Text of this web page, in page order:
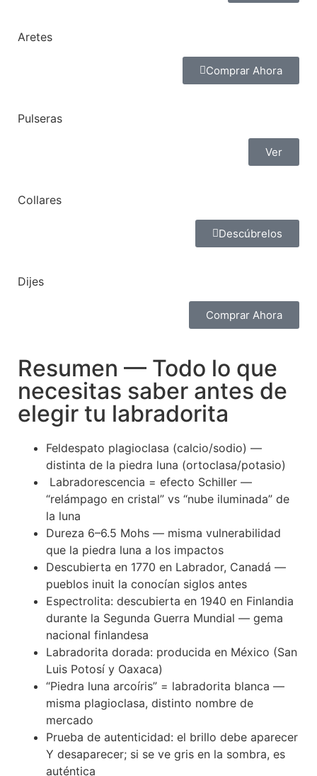
Aretes
Comprar Ahora
Pulseras
Ver
Collares
Descúbrelos
Dijes
Comprar Ahora
Resumen — Todo lo que
necesitas saber antes de
elegir tu labradorita
Feldespato plagioclasa (calcio/sodio) —
distinta de la piedra luna (ortoclasa/potasio)
Labradorescencia = efecto Schiller —
“relámpago en cristal” vs “nube iluminada” de
la luna
Dureza 6–6.5 Mohs — misma vulnerabilidad
que la piedra luna a los impactos
Descubierta en 1770 en Labrador, Canadá —
pueblos inuit la conocían siglos antes
Espectrolita: descubierta en 1940 en Finlandia
durante la Segunda Guerra Mundial — gema
nacional finlandesa
Labradorita dorada: producida en México (San
Luis Potosí y Oaxaca)
“Piedra luna arcoíris” = labradorita blanca —
misma plagioclasa, distinto nombre de
mercado
Prueba de autenticidad: el brillo debe aparecer
Y desaparecer; si se ve gris en la sombra, es
auténtica